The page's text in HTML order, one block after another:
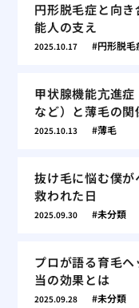
円形脱毛症と向
能人の支え
2025.10.17 円形脱毛
甲状腺機能亢進
など）と薄毛の関
2025.10.13 薄毛
抜け毛に悩む僕が
救われた日
2025.09.30 未分類
プロが語る育毛
当の効果とは
2025.09.28 未分類